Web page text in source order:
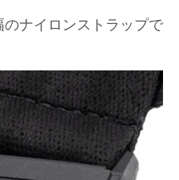
のナイロンストラップで